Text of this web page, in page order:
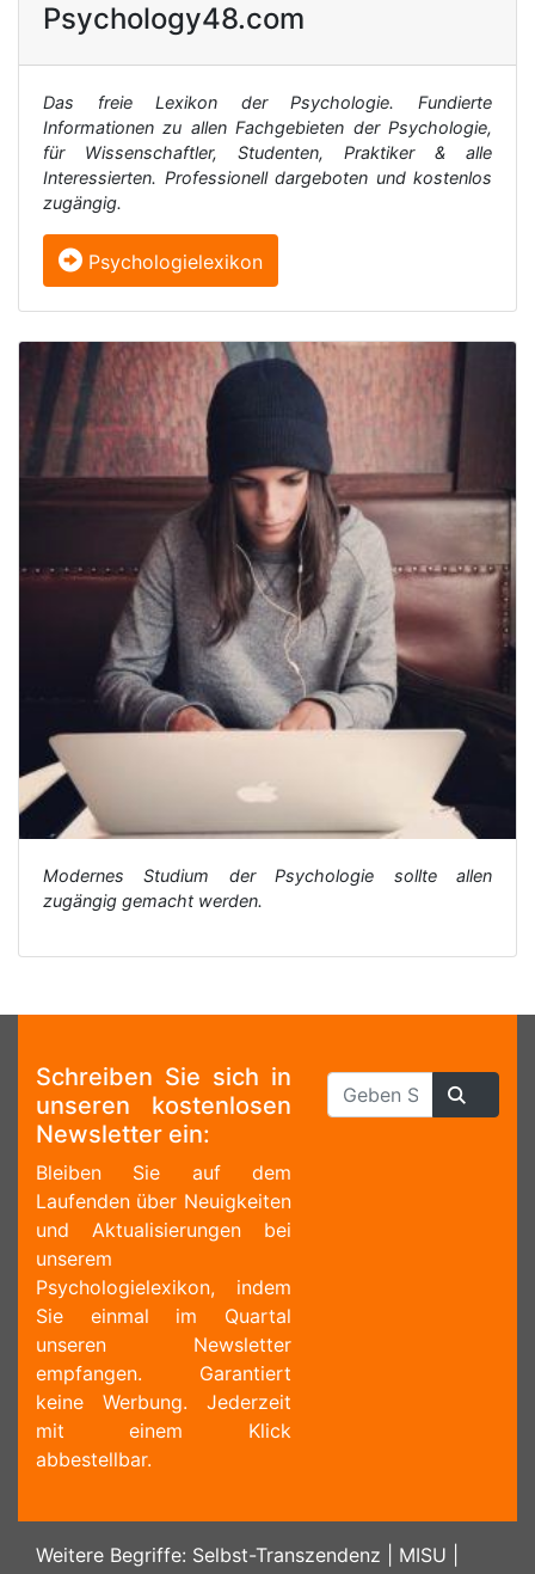
Psychology48.com
Das freie Lexikon der Psychologie. Fundierte
Informationen zu allen Fachgebieten der Psychologie,
für Wissenschaftler, Studenten, Praktiker & alle
Interessierten. Professionell dargeboten und kostenlos
zugängig.
Psychologielexikon
Modernes Studium der Psychologie sollte allen
zugängig gemacht werden.
Schreiben Sie sich in
unseren kostenlosen
Newsletter ein:
Bleiben Sie auf dem
Laufenden über Neuigkeiten
und Aktualisierungen bei
unserem
Psychologielexikon, indem
Sie einmal im Quartal
unseren Newsletter
empfangen. Garantiert
keine Werbung. Jederzeit
mit einem Klick
abbestellbar.
Weitere Begriffe: Selbst-Transzendenz MISU